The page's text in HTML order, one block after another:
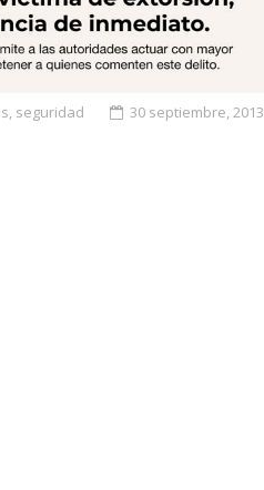
, seguridad 30 septiembre, 2013